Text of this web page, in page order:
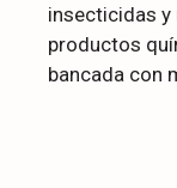
insecticidas y
productos
bancada con